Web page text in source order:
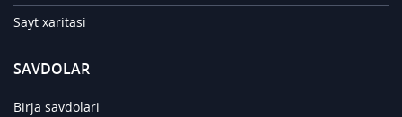
Sayt xaritasi
SAVDOLAR
Birja savdolari